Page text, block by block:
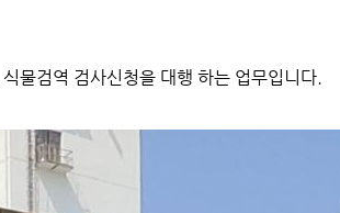
물검역 검사신청을 대행 하는 업무입니다.